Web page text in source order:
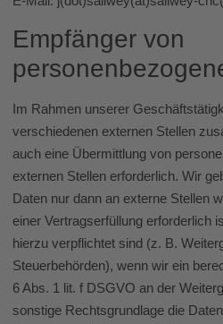
Empfänger von
Im Rahmen unserer
verschiedenen externen Stellen
auch eine Übermittlung von
externen Stellen erforderlich. Wir
Daten nur dann an externe Stellen
einer Vertragserfüllung erforderlich
hierzu verpflichtet sind (z. B.
Steuerbehörden), wenn wir ein
6 Abs. 1 lit. f DSGVO an der
sonstige Rechtsgrundlage die